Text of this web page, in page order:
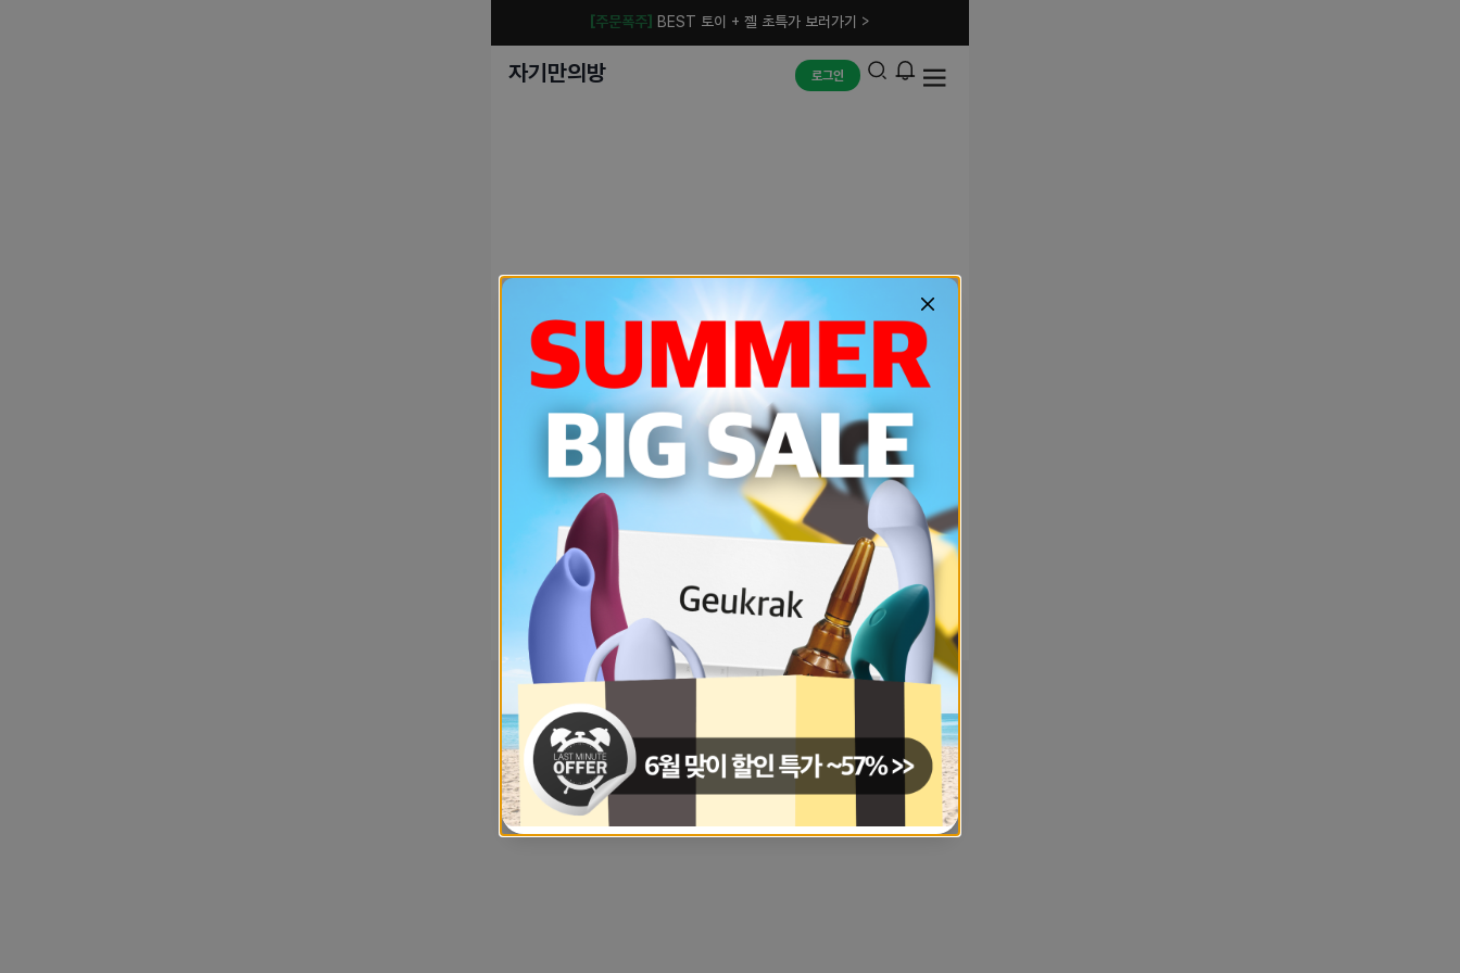
[주문폭주] BEST 토이 + 젤 초특가 보러가기 >
자기만의방 로그인
예상치 못한 에러입니다.